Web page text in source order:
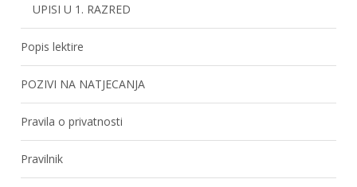
UPISI U 1. RAZRED
Popis lektire
POZIVI NA NATJECANJA
Pravila o privatnosti
Pravilnik